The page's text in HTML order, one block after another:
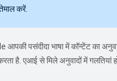
करें.
आपकी पसंदीदा भाषा में कॉन्टेंट का
है. एआई से मिले अनुवादों में गलतियां